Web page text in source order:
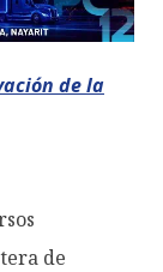
de la
de